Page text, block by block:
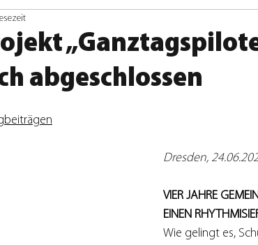
& Lernzeiten
Organisation & Verwaltung
abgeschlossen
Dresden,
VIER JAHRE
EINEN
Wie gelingt es,